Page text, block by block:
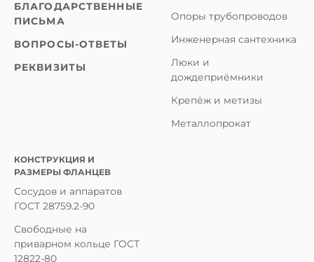
БЛАГОДАРСТВЕННЫЕ
ПИСЬМА
ВОПРОСЫ-ОТВЕТЫ
РЕКВИЗИТЫ
Опоры трубопроводов
Инженерная сантехника
Люки и
дождеприёмники
Крепёж и метизы
Металлопрокат
КОНСТРУКЦИЯ И
РАЗМЕРЫ ФЛАНЦЕВ
Сосудов и аппаратов
ГОСТ 28759.2-90
Свободные на
приварном кольце ГОСТ
12822-80